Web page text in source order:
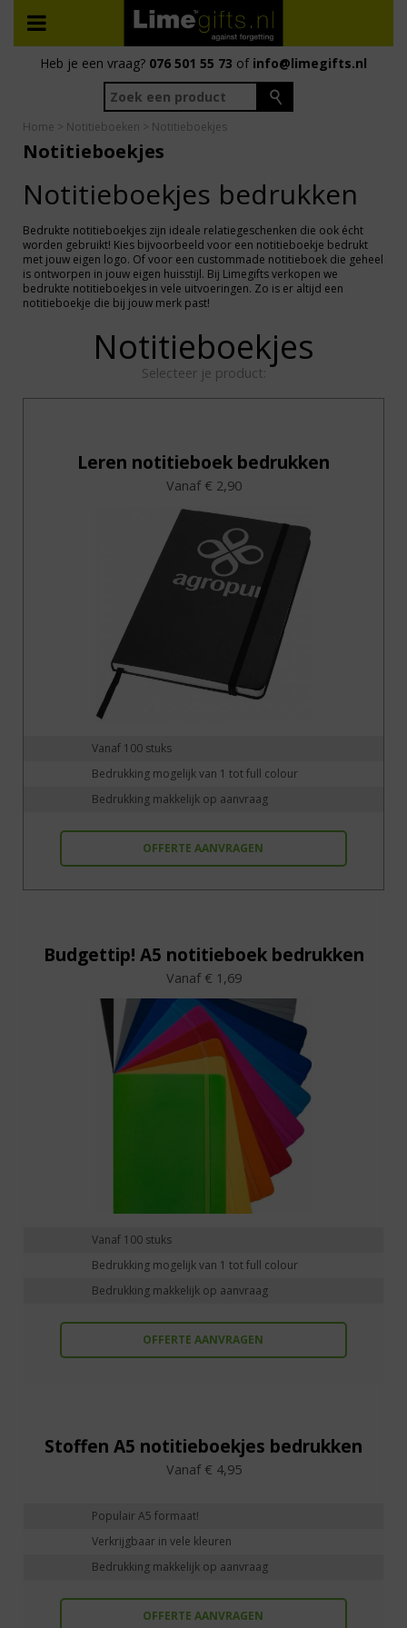
Heb je een vraag? 076 501 55 73 of info@limegifts.nl
Home > Notitieboeken > Notitieboekjes
Notitieboekjes
Notitieboekjes bedrukken
Bedrukte notitieboekjes zijn ideale relatiegeschenken die ook écht
worden gebruikt! Kies bijvoorbeeld voor een notitieboekje bedrukt
met jouw eigen logo. Of voor een custommade notitieboek die geheel
is ontworpen in jouw eigen huisstijl. Bij Limegifts verkopen we
bedrukte notitieboekjes in vele uitvoeringen. Zo is er altijd een
notitieboekje die bij jouw merk past!
Notitieboekjes
Selecteer je product:
Leren notitieboek bedrukken
Vanaf € 2,90
Vanaf 100 stuks
Bedrukking mogelijk van 1 tot full colour
Bedrukking makkelijk op aanvraag
OFFERTE AANVRAGEN
Budgettip! A5 notitieboek bedrukken
Vanaf € 1,69
Vanaf 100 stuks
Bedrukking mogelijk van 1 tot full colour
Bedrukking makkelijk op aanvraag
OFFERTE AANVRAGEN
Stoffen A5 notitieboekjes bedrukken
Vanaf € 4,95
Populair A5 formaat!
Verkrijgbaar in vele kleuren
Bedrukking makkelijk op aanvraag
OFFERTE AANVRAGEN